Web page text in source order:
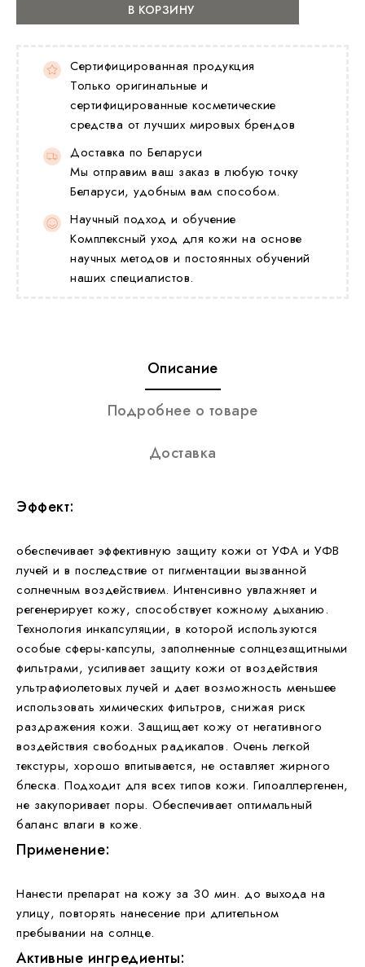
В КОРЗИНУ
Сертифицированная продукция
Только оригинальные и
сертифицированные косметические
средства от лучших мировых брендов
Доставка по Беларуси
Мы отправим ваш заказ в любую точку
Беларуси, удобным вам способом.
Научный подход и обучение
Комплексный уход для кожи на основе
научных методов и постоянных обучений
наших специалистов.
Описание
Подробнее о товаре
Доставка
Эффект:
обеспечивает эффективную защиту кожи от УФА и УФВ
лучей и в последствие от пигментации вызванной
солнечным воздействием. Интенсивно увлажняет и
регенерирует кожу, способствует кожному дыханию.
Технология инкапсуляции, в которой используются
особые сферы-капсулы, заполненные солнцезащитными
фильтрами, усиливает защиту кожи от воздействия
ультрафиолетовых лучей и дает возможность меньшее
использовать химических фильтров, снижая риск
раздражения кожи. Защищает кожу от негативного
воздействия свободных радикалов. Очень легкой
текстуры, хорошо впитывается, не оставляет жирного
блеска. Подходит для всех типов кожи. Гипоаллергенен,
не закупоривает поры. Обеспечивает оптимальный
баланс влаги в коже.
Применение:
Нанести препарат на кожу за 30 мин. до выхода на
улицу, повторять нанесение при длительном
пребывании на солнце.
Активные ингредиенты: